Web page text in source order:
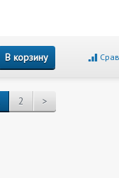
В корзину
2 >